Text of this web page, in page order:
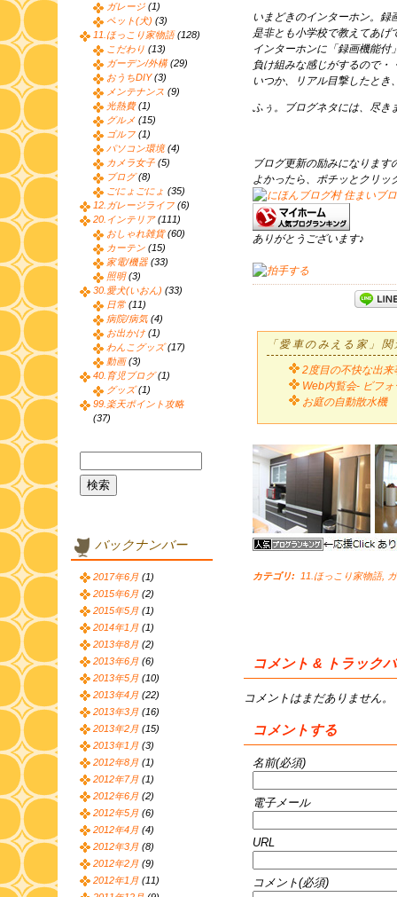
いまどきのインターホン。録
是非とも小学校で教えてあげ
インターホンに「録画機能付
負け組みな感じがするので・
いつか、リアル目撃したとき
ふぅ。ブログネタには、尽き
ブログ更新の励みになります
よかったら、ポチッとクリッ
ありがとうございます♪
「愛車のみえる家」
2度目の不快な出来
Web内覧会- ビフ
お庭の自動散水機
カテゴリ: 11.ほっこり家物語,
コメント & トラック
コメントはまだありません。
コメントする
名前(必須)
電子メール
URL
コメント(必須)
ガレージ (1)
ペット(犬) (3)
11.ほっこり家物語(128)
こだわり (13)
ガーデン/外構(29)
おうちDIY(3)
メンテナンス (9)
光熱費(1)
グルメ (15)
ゴルフ (1)
パソコン環境(4)
カメラ女子 (5)
ブログ(8)
ごにょごにょ (35)
12.ガレージライフ (6)
20.インテリア(111)
おしゃれ雑貨(60)
カーテン (15)
家電/機器 (33)
照明(3)
30.愛犬(いおん) (33)
日常 (11)
病院/病気 (4)
お出かけ (1)
わんこグッズ(17)
動画(3)
40.育児ブログ(1)
グッズ(1)
99.楽天ポイント攻略
(37)
バックナンバー
2017年6月 (1)
2015年6月 (2)
2015年5月 (1)
2014年1月 (1)
2013年8月 (2)
2013年6月 (6)
2013年5月 (10)
2013年4月 (22)
2013年3月 (16)
2013年2月 (15)
2013年1月 (3)
2012年8月 (1)
2012年7月 (1)
2012年6月 (2)
2012年5月 (6)
2012年4月 (4)
2012年3月 (8)
2012年2月 (9)
2012年1月 (11)